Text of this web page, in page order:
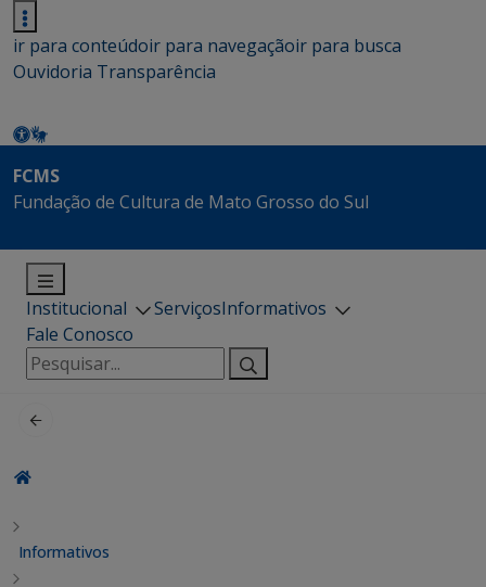
ir para conteúdoir para navegaçãoir para busca
Ouvidoria Transparência
FCMS
Fundação de Cultura de Mato Grosso do Sul
Institucional ServiçosInformativos
Fale Conosco
Pesquisar
por:
Informativos